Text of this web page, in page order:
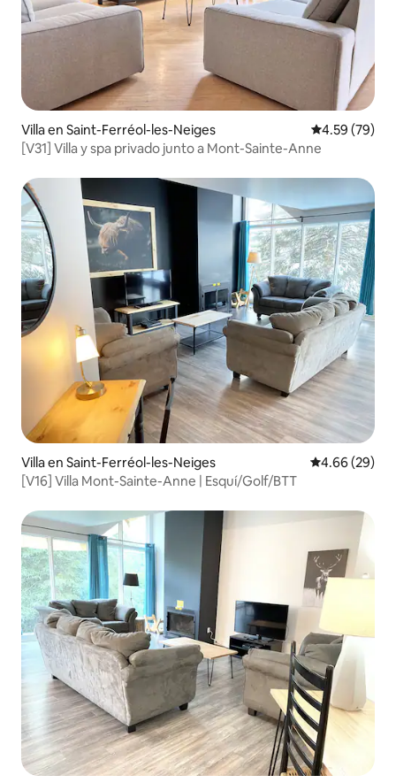
Villa en Saint-Ferréol-les-Neiges Calificación
4.59 (79)
[V31] Villa y spa privado junto a Mont-Sainte-Anne
Villa en Saint-Ferréol-les-Neiges Calificación
4.66 (29)
[V16] Villa Mont-Sainte-Anne | Esquí/Golf/BTT